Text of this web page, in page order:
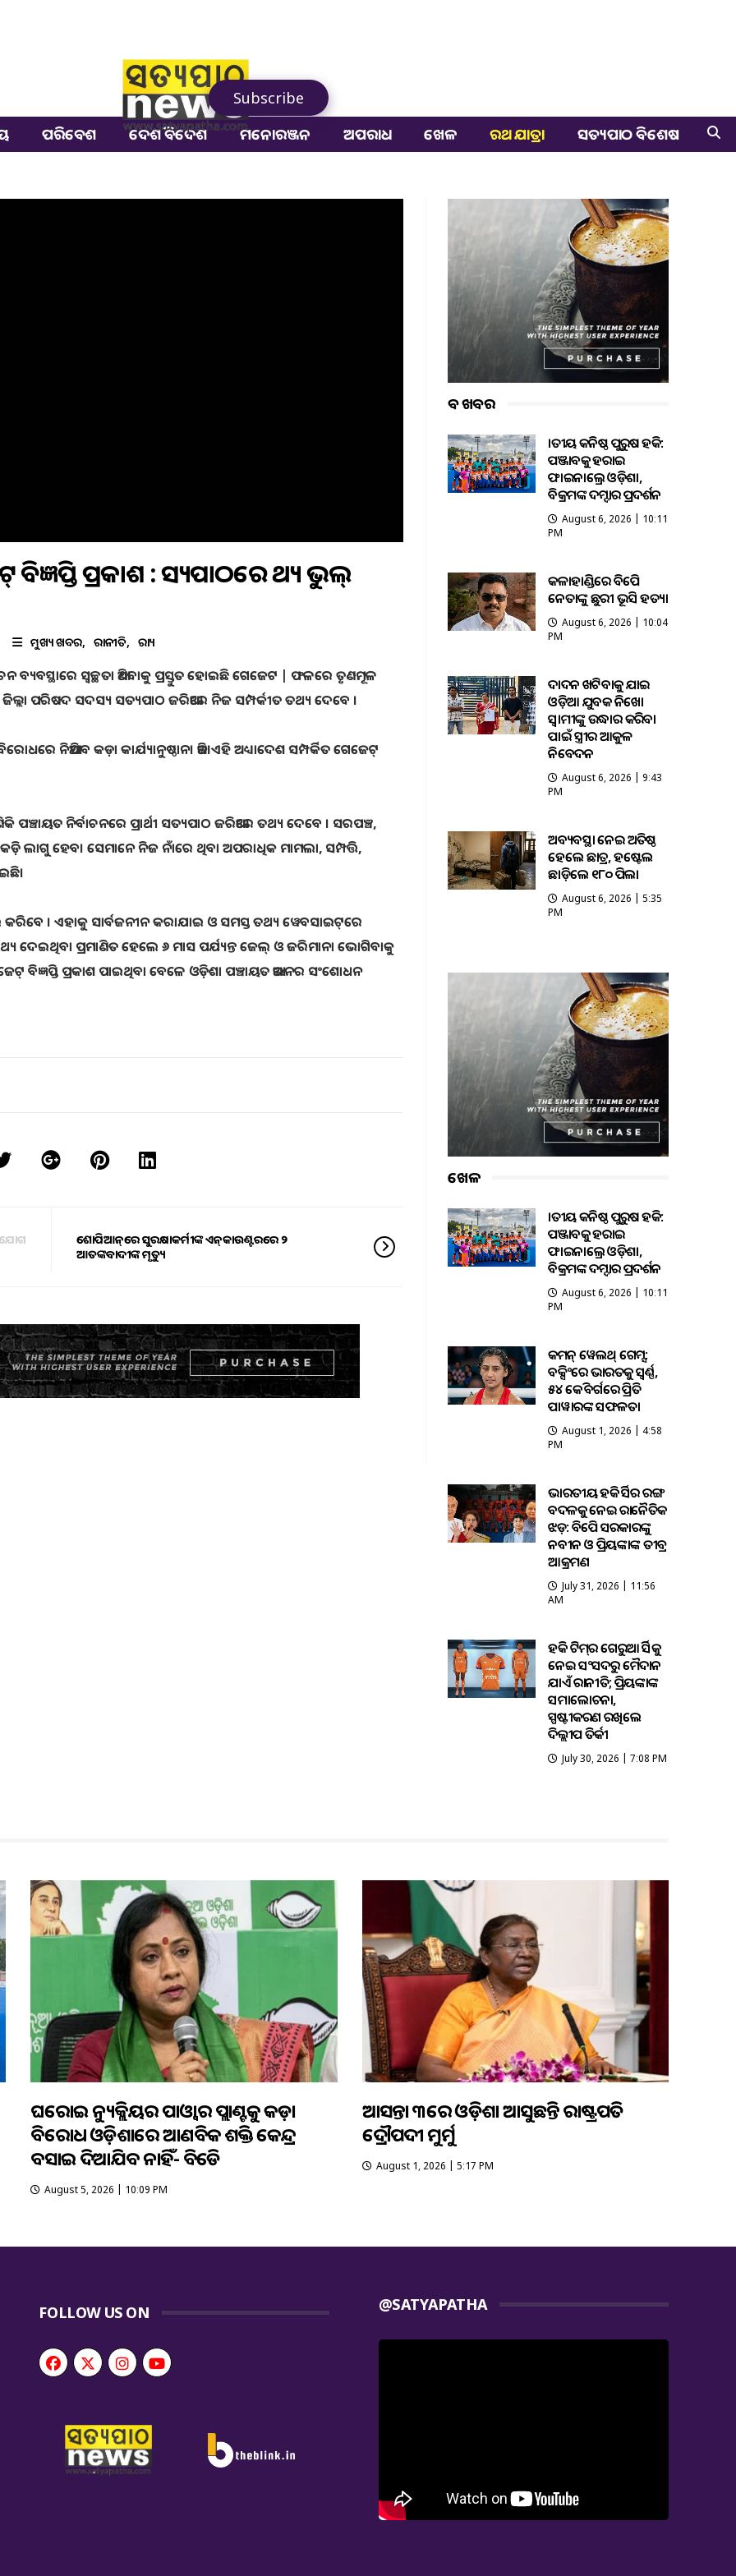
Subscribe
ପରିବେଶ ଦେଶ ବିଦେଶ ମନୋରଞ୍ଜନ ଅପରାଧ ଖେଳ ରଥ ଯାତ୍ରା ସତ୍ୟପାଠ ବିଶେଷ
ପ୍ରକାଶ : ସତ୍ୟପାଠରେ ତଥ୍ୟ ଭୁଲ୍‌
ମୁଖ୍ୟ ଖବର ରାଜନୀତି ରାଜ୍ୟ
ବ୍ୟବସ୍ଥାରେ ସ୍ୱଚ୍ଛତା ଆଣିବାକୁ ପ୍ରସ୍ତୁତ ହୋଇଛି ଗେଜେଟ | ଫଳରେ ତୃଣମୂଳ
ପରିଷଦ ସଦସ୍ୟ ସତ୍ୟପାଠ ଜରିଆରେ ନିଜ ସମ୍ପର୍କୀତ ତଥ୍ୟ ଦେବେ ।
ନିଆଯିବ କଡ଼ା କାର୍ଯ୍ୟାନୁଷ୍ଠାନ। ଆଜି ଏହି ଅଧ୍ୟାଦେଶ ସମ୍ପର୍କିତ ଗେଜେଟ୍
ନିର୍ବାଚନରେ ପ୍ରାର୍ଥୀ ସତ୍ୟପାଠ ଜରିଆରେ ତଥ୍ୟ ଦେବେ । ସରପଞ୍ଚ,
ହେବ। ସେମାନେ ନିଜ ନାଁରେ ଥିବା ଅପରାଧିକ ମାମଲା, ସମ୍ପତ୍ତି,
କରିବେ । ଏହାକୁ ସାର୍ବଜନୀନ କରାଯାଇ ଓ ସମସ୍ତ ତଥ୍ୟ ୱେବସାଇଟ୍‌ରେ
ଦେଇଥିବା ପ୍ରମାଣିତ ହେଲେ ୬ ମାସ ପର୍ଯ୍ୟନ୍ତ ଜେଲ୍ ଓ ଜରିମାନା ଭୋଗିବାକୁ
ବିଜ୍ଞପ୍ତି ପ୍ରକାଶ ପାଇଥିବା ବେଳେ ଓଡ଼ିଶା ପଞ୍ଚାୟତ ଆଇନର ସଂଶୋଧନ
ଶୋପିଆନ୍‌ରେ ସୁରକ୍ଷାକର୍ମୀଙ୍କ ଏନ୍‌କାଉଣ୍ଟରରେ ୨
ଆତଙ୍କବାଦୀଙ୍କ ମୃତ୍ୟୁ
ବଡ ଖବର
ଜାତୀୟ କନିଷ୍ଠ ପୁରୁଷ ହକି:
ପଞ୍ଜାବକୁ ହରାଇ
ଫାଇନାଲ୍ରେ ଓଡ଼ିଶା,
ବିକ୍ରମଙ୍କ ଦମ୍ଦାର ପ୍ରଦର୍ଶନ
August 6, 2026 | 10:11
PM
କଳାହାଣ୍ଡିରେ ବିଜେପି
ନେତାଙ୍କୁ ଛୁରୀ ଭୂସି ହତ୍ୟା
August 6, 2026 | 10:04
PM
ଦାଦନ ଖଟିବାକୁ ଯାଇ
ଓଡ଼ିଆ ଯୁବକ ନିଖୋଜ
ସ୍ବାମୀଙ୍କୁ ଉଦ୍ଧାର କରିବା
ପାଇଁ ସ୍ତ୍ରୀର ଆକୁଳ
ନିବେଦନ
August 6, 2026 | 9:43
PM
ଅବ୍ୟବସ୍ଥା ନେଇ ଅତିଷ୍ଠ
ହେଲେ ଛାତ୍ର, ହଷ୍ଟେଲ
ଛାଡ଼ିଲେ ୧୮୦ ପିଲା
August 6, 2026 | 5:35
PM
ଖେଳ
ଜାତୀୟ କନିଷ୍ଠ ପୁରୁଷ ହକି:
ପଞ୍ଜାବକୁ ହରାଇ
ଫାଇନାଲ୍ରେ ଓଡ଼ିଶା,
ବିକ୍ରମଙ୍କ ଦମ୍ଦାର ପ୍ରଦର୍ଶନ
August 6, 2026 | 10:11
PM
କମନ୍ ୱେଲଥ୍ ଗେମ୍ସ:
ବକ୍ସିଂରେ ଭାରତକୁ ସ୍ବର୍ଣ୍ଣ,
୫୪ କେଜି ବର୍ଗରେ ପ୍ରିତି
ପାୱାରଙ୍କ ସଫଳତା
August 1, 2026 | 4:58
PM
ଭାରତୀୟ ହକି ଜର୍ସିର ରଙ୍ଗ
ବଦଳକୁ ନେଇ ରାଜନୈତିକ
ଝଡ଼: ବିଜେପି ସରକାରଙ୍କୁ
ନବୀନ ଓ ପ୍ରିୟଙ୍କାଙ୍କ ତୀବ୍ର
ଆକ୍ରମଣ
July 31, 2026 | 11:56
AM
ହକି ଟିମ୍‌ର ଗେରୁଆ ଜର୍ସିକୁ
ନେଇ ସଂସଦରୁ ମୈଦାନ
ଯାଏଁ ରାଜନୀତି; ପ୍ରିୟଙ୍କାଙ୍କ
ସମାଲୋଚନା,
ସ୍ପଷ୍ଟୀକରଣ ରଖିଲେ
ଦିଲ୍ଲୀପ ତିର୍କୀ
July 30, 2026 | 7:08 PM
ଘରୋଇ ନ୍ୟୁକ୍ଲିୟର ପାଓ୍ବାର ପ୍ଲାଣ୍ଟକୁ କଡ଼ା
ବିରୋଧ ଓଡ଼ିଶାରେ ଆଣବିକ ଶକ୍ତି କେନ୍ଦ୍ର
ବସାଇ ଦିଆଯିବ ନାହିଁ- ବିଜେଡି
August 5, 2026 | 10:09 PM
ଆସନ୍ତା ୩ରେ ଓଡ଼ିଶା ଆସୁଛନ୍ତି ରାଷ୍ଟ୍ରପତି
ଦ୍ରୌପଦୀ ମୁର୍ମୁ
August 1, 2026 | 5:17 PM
FOLLOW US ON @SATYAPATHA